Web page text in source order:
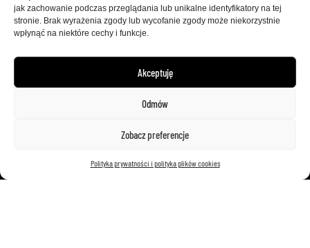
jak zachowanie podczas przeglądania lub unikalne identyfikatory na tej
stronie. Brak wyrażenia zgody lub wycofanie zgody może niekorzystnie
wpłynąć na niektóre cechy i funkcje.
Akceptuję
Odmów
Zobacz preferencje
Polityka prywatności i polityka plików cookies